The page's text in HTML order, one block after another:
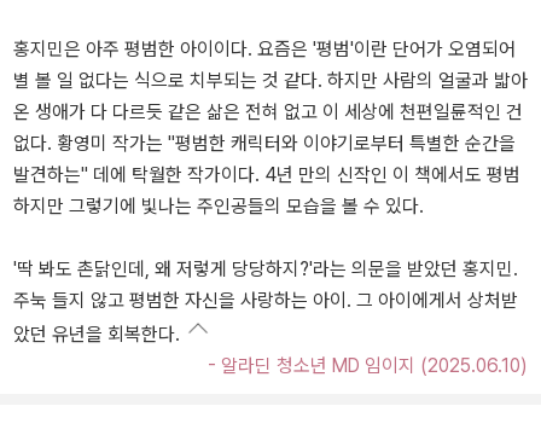
홍지민은 아주 평범한 아이이다. 요즘은 '평범'이란 단어가 오염되어
별 볼 일 없다는 식으로 치부되는 것 같다. 하지만 사람의 얼굴과 밟아
온 생애가 다 다르듯 같은 삶은 전혀 없고 이 세상에 천편일륜적인 건
없다. 황영미 작가는 "평범한 캐릭터와 이야기로부터 특별한 순간을
발견하는" 데에 탁월한 작가이다. 4년 만의 신작인 이 책에서도 평범
하지만 그렇기에 빛나는 주인공들의 모습을 볼 수 있다.
'딱 봐도 촌닭인데, 왜 저렇게 당당하지?'라는 의문을 받았던 홍지민.
주눅 들지 않고 평범한 자신을 사랑하는 아이. 그 아이에게서 상처받
았던 유년을 회복한다.
- 알라딘 청소년 MD 임이지 (2025.06.10)